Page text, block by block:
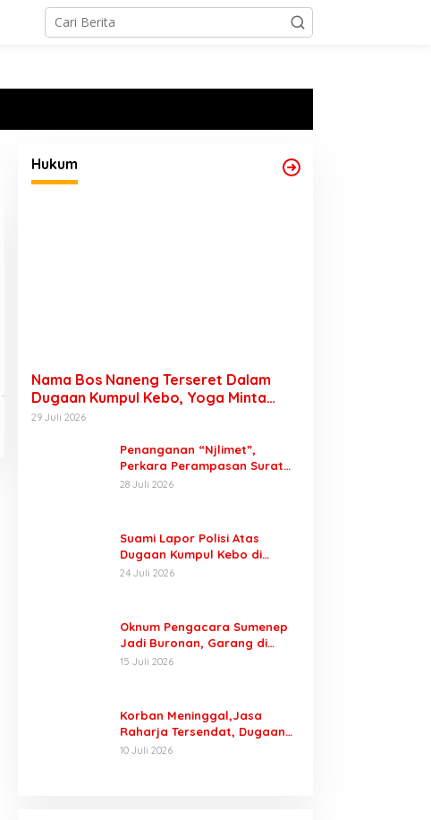
Hukum
Nama Bos Naneng Terseret Dalam
Dugaan Kumpul Kebo, Yoga Minta
Orang Tuanya Juga Dipanggil Polisi
29 Juli 2026
Penanganan “Njlimet”,
Perkara Perampasan Surat
Mobil Tak Kunjung Tersangka
28 Juli 2026
Suami Lapor Polisi Atas
Dugaan Kumpul Kebo di
Sumber Banteng Kejayan,
24 Juli 2026
Oknum Pengacara Sumenep
Jadi Buronan, Garang di
Tiktok tapi Ternyata Keok
15 Juli 2026
Korban Meninggal,Jasa
Raharja Tersendat, Dugaan
Laporan Palsu Kecelakaan
10 Juli 2026